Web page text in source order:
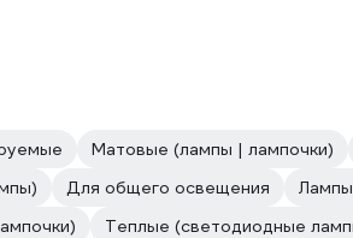
Матовые (лампы | лампочки)
Для общего освещения
Теплые (светодиодные